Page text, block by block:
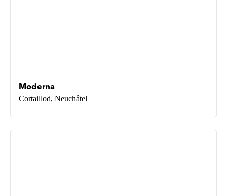
Moderna
Cortaillod, Neuchâtel